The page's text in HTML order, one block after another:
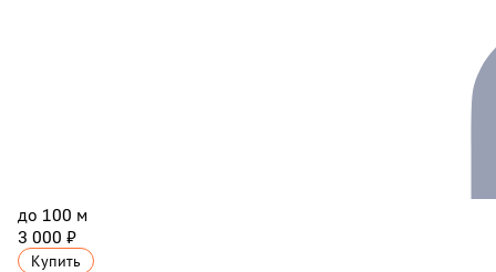
до 100 м
3 000 ₽
Купить